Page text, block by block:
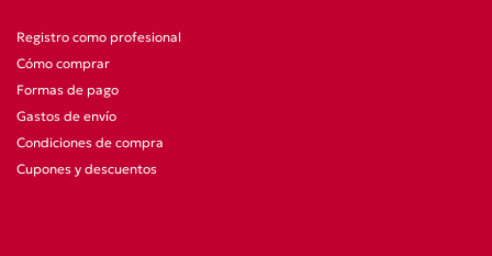
Registro como profesional
Cómo comprar
Formas de pago
Gastos de envío
Condiciones de compra
Cupones y descuentos